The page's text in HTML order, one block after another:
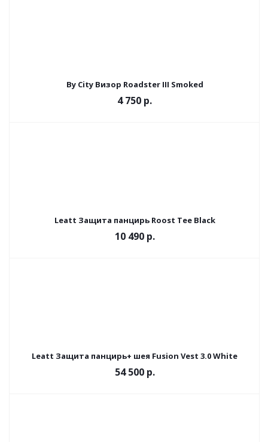
By City Визор Roadster III Smoked
4 750 р.
Leatt Защита панцирь Roost Tee Black
10 490 р.
Leatt Защита панцирь+ шея Fusion Vest 3.0 White
54 500 р.